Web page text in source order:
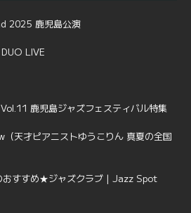
2025 鹿児島公演
LIVE
鹿児島ジャズフェスティバル特集
天才ピアニストゆうこりん 真夏の全国
おすすめ★ジャズクラブ | Jazz Spot